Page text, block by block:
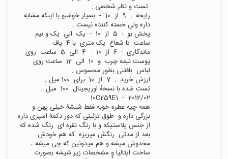
رایحه  :  9  از  10  -  بسیار خوشبو با اینکه مشابه
پخش بو  :  5  از  10  -  یک  الی  یک و نیم
ماندگاری  :  6  از  10  -  4  الی  5  ساعت  روی
پوست نیمه چرب  و  10  الی  12  ساعت روی
همه چیه عطره خوبه فقط شیشۀ خیلی پهن و
بزرگی داره و  طوق تزئینی که دور دکمۀ اسپری داره
از جنس پلاستیکه و با رنگ نقره ای  رنگ شده که
ساخت ایتالیا و مشخصات زیر شیشه بصورت